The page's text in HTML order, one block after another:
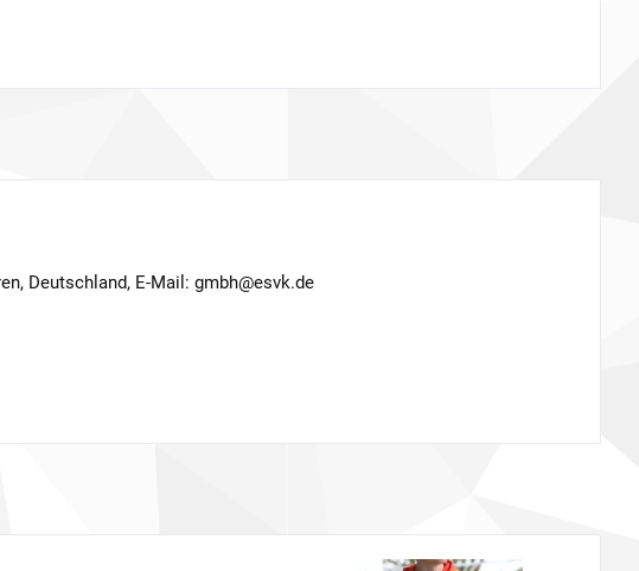
Deutschland, E-Mail: gmbh@esvk.de